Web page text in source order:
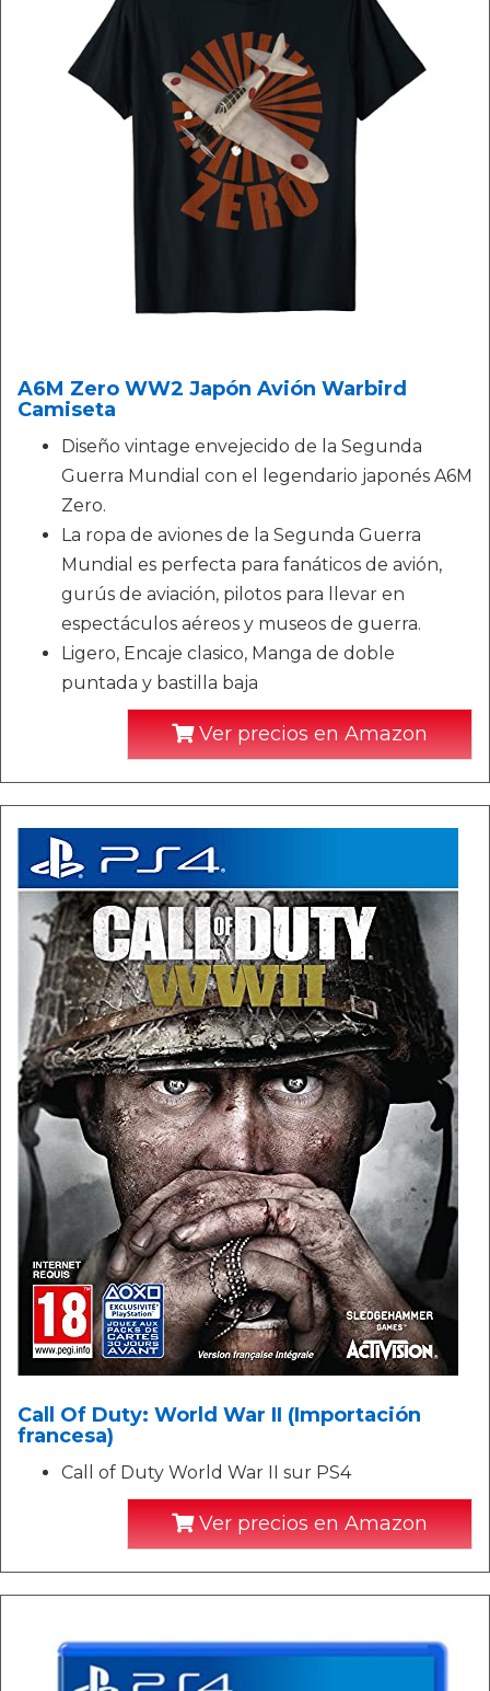
A6M Zero WW2 Japón Avión Warbird
Camiseta
Diseño vintage envejecido de la Segunda
Guerra Mundial con el legendario japonés A6M
Zero.
La ropa de aviones de la Segunda Guerra
Mundial es perfecta para fanáticos de avión,
gurús de aviación, pilotos para llevar en
espectáculos aéreos y museos de guerra.
Ligero, Encaje clasico, Manga de doble
puntada y bastilla baja
Ver precios en Amazon
Call Of Duty: World War II (Importación
francesa)
Call of Duty World War II sur PS4
Ver precios en Amazon